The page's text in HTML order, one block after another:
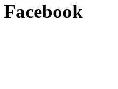
Facebook